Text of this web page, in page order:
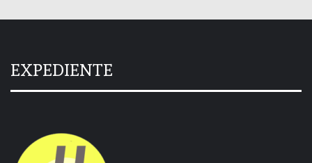
EXPEDIENTE